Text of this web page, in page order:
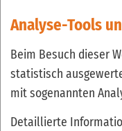
Analyse-Tools
Beim Besuch dieser
statistisch
mit sogenannten
Detaillierte